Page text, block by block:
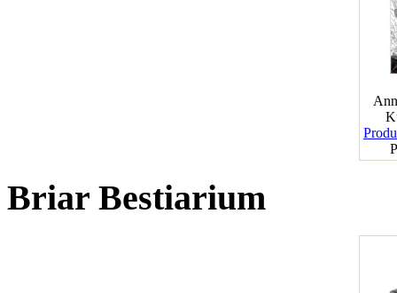
Briar Bestiarium